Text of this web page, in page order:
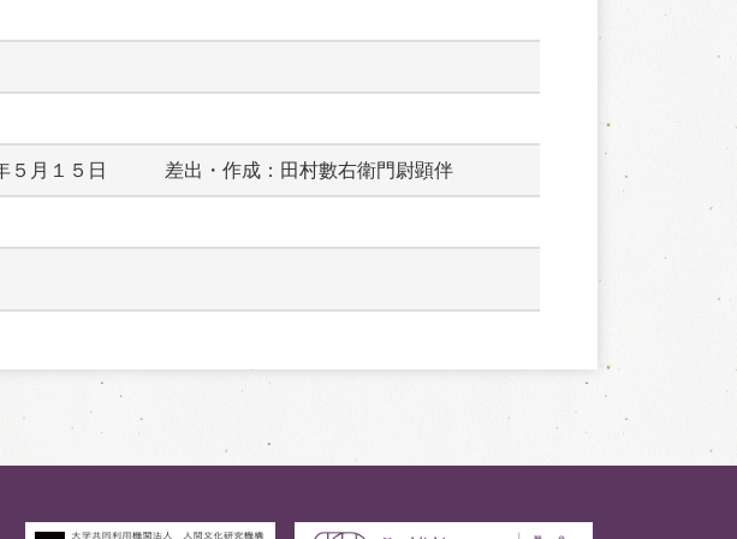
５月１５日　　　差出・作成：田村數右衛門尉顕伴